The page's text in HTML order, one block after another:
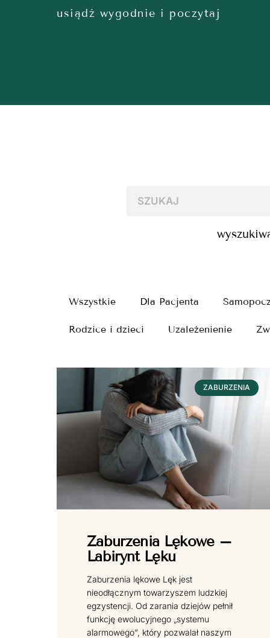
usiądź wygodnie i poczytaj
Wszystkie Dla Pacjenta
Rodzice i dzieci Uzależenienie
ZABURZENIA
Zaburzenia Lękowe –
Labirynt Lęku
Zaburzenia lękowe Lęk jest
nieodłącznym towarzyszem ludzkiej
egzystencji. Od zarania dziejów pełnił
funkcję ewolucyjnego „systemu
alarmowego”, który pozwalał naszym